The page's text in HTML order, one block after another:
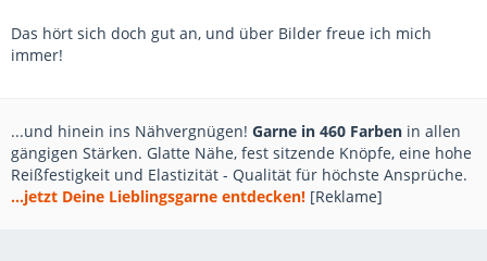
Das hört sich doch gut an, und über Bilder freue ich mich
immer!
...und hinein ins Nähvergnügen! Garne in 460 Farben in allen
gängigen Stärken. Glatte Nähe, fest sitzende Knöpfe, eine hohe
Reißfestigkeit und Elastizität - Qualität für höchste Ansprüche.
...jetzt Deine Lieblingsgarne entdecken! [Reklame]